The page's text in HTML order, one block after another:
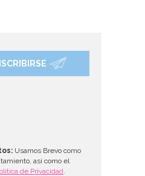
Usamos Brevo como
así como el
de Privacidad